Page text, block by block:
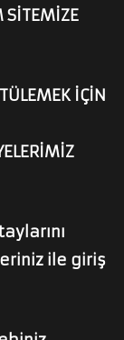
SİTEMİZE
İÇİN
ile giriş